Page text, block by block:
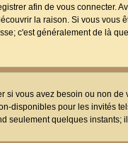
afin de vous connecter.
la raison. Si vous
c'est généralement de là
vous avez besoin ou non
disponibles pour les invités
seulement quelques instants;